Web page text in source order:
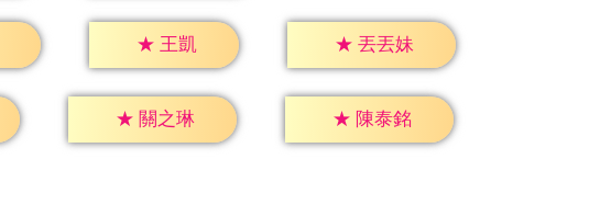
★ 王凱 ★ 丟丟妹
★ 關之琳 ★ 陳泰銘